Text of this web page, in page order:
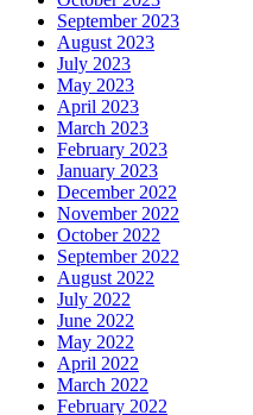
September 2023
August 2023
July 2023
May 2023
April 2023
March 2023
February 2023
January 2023
December 2022
November 2022
October 2022
September 2022
August 2022
July 2022
June 2022
May 2022
April 2022
March 2022
February 2022